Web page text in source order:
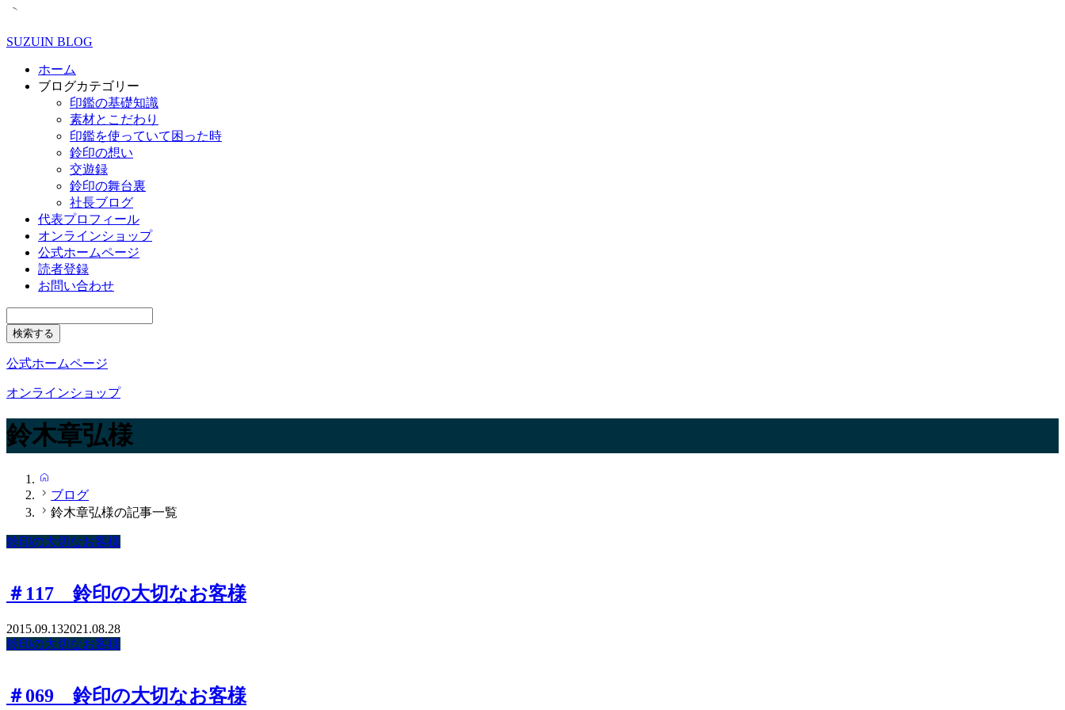
SUZUIN BLOG
ホーム
ブログカテゴリー
印鑑の基礎知識
素材とこだわり
印鑑を使っていて困った時
鈴印の想い
交遊録
鈴印の舞台裏
社長ブログ
代表プロフィール
オンラインショップ
公式ホームページ
読者登録
お問い合わせ
公式ホームページ
オンラインショップ
鈴木章弘様
ブログ
鈴木章弘様の記事一覧
鈴印の大切なお客様
＃117 鈴印の大切なお客様
2015.09.132021.08.28
鈴印の大切なお客様
＃069 鈴印の大切なお客様